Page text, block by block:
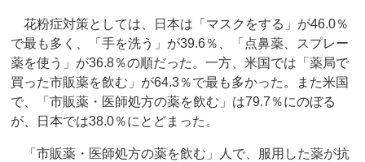
花粉症対策としては、日本は「マスクをする」が46.0％
で最も多く、「手を洗う」が39.6％、「点鼻薬、スプレー
薬を使う」が36.8％の順だった。一方、米国では「薬局で
買った市販薬を飲む」が64.3％で最も多かった。また米国
で、「市販薬・医師処方の薬を飲む」は79.7％にのぼる
が、日本では38.0％にとどまった。
「市販薬・医師処方の薬を飲む」人で、服用した薬が抗